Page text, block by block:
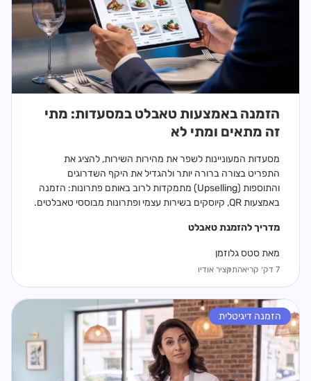
הזמנה באמצעות טאבלט במסעדות: מתי
זה מתאים ומתי לא
מסעדות המעוניינות לשפר את מהירות השירות, להציג את
התפריט בצורה ברורה יותר ולהגדיל את היקף השדרוגים
והתוספות (Upselling) מתמקדות לרוב באותם פתרונות: הזמנה
באמצעות QR, קיוסקים בשירות עצמי ופתרונות מבוססי טאבלטים.
מדריך להזמנת טאבלט
מאת סטס גלוזמן
7 דק׳ קריאה תקציר אודיו
הזמנה דיגיטלית